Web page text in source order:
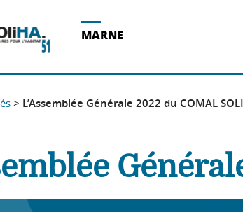
MARNE
> L’Assemblée Générale 2022 du COMAL